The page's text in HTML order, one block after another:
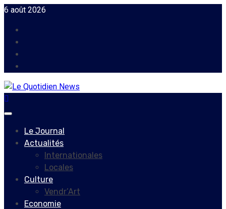
Skip
content
6 août 2026
Primary
Le Journal
Actualités
Internationales
Locales
Culture
Vendr’Art
Economie